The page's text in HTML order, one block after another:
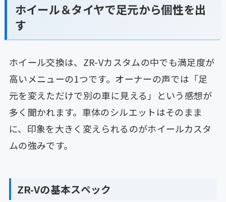
ホイール＆タイヤで足元から個性を出
す
ホイール交換は、ZR-Vカスタムの中でも満足度が
高いメニューの1つです。オーナーの声では「足
元を変えただけで別の車に見える」という感想が
多く聞かれます。車体のシルエットはそのまま
に、印象を大きく変えられるのがホイールカスタ
ムの強みです。
ZR-Vの基本スペック